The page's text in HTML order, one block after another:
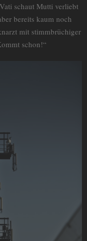
schaut Mutti verliebt
bereits kaum noch
mit stimmbrüchiger
schon!“